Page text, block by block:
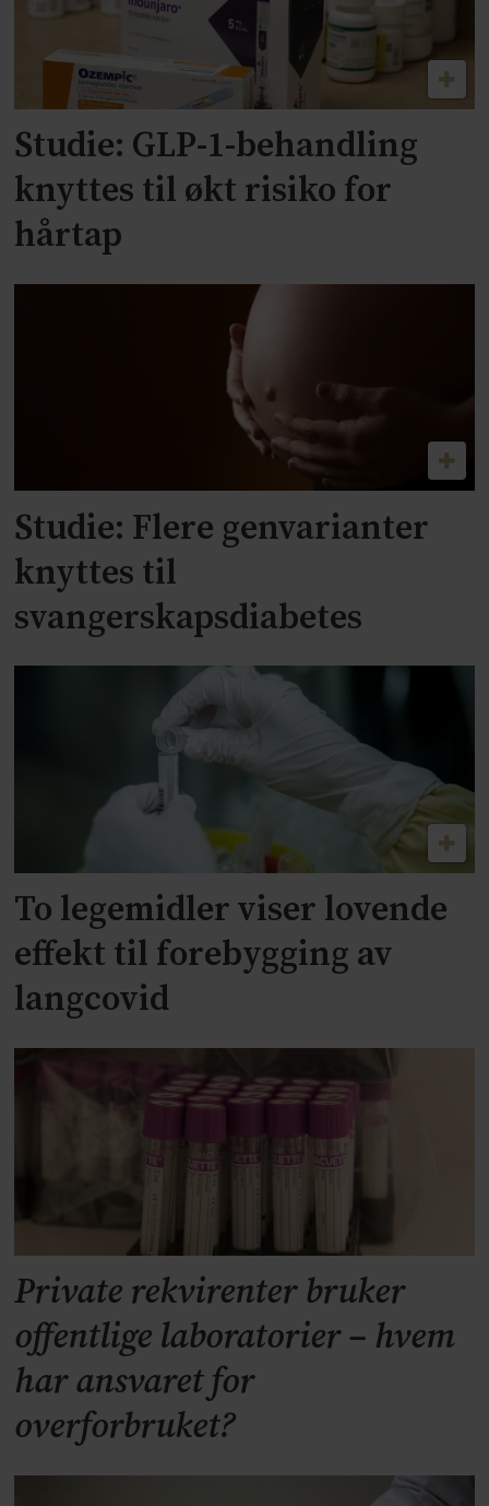
Studie: GLP-1-behandling
knyttes til økt risiko for
hårtap
Studie: Flere genvarianter
knyttes til
svangerskapsdiabetes
To legemidler viser lovende
effekt til forebygging av
langcovid
Private rekvirenter bruker
offentlige laboratorier – hvem
har ansvaret for
overforbruket?